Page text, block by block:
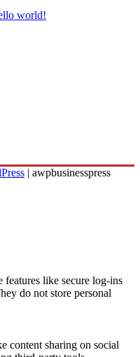
world!
| awpbusinesspress
features like secure log-ins
do not store personal
content sharing on social